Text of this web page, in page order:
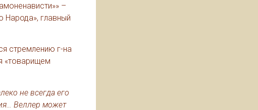
–
Народа», главный
стремлению г-на
«товарищем
не всегда его
Веллер может